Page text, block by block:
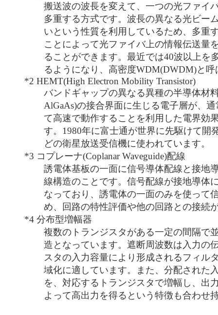
搬送波の波長を変えて、一つの光ファイ
多重する方式です。波長の異なる光ビー
いという性質を利用しているため、多重
ことによって光ファイバ上の情報伝送量
ることができます。最近では40波以上を
るようになり、高密度WDM(DWDM)と
*2 HEMT(High Electron Mobility Transistor)
バンドギャップの異なる異種の半導体材
AlGaAs)の接合界面に生じる電子層が、
て高速で動作することを利用した電界効
す。1980年に富士通が世界に先駆けて開
どの衛星放送受信機に使われています。
*3 コプレーナ(Coplanar Waveguide)配線
誘電体基板の一面に信号導体配線と接地
線構造のことです。信号配線が接地導体
なっており、誘電体の一面のみを使って
め、回路の特性評価や他の回路との接続
*4 分布型増幅器
複数のトランジスタがある一定の間隔で
造となっています。遮断周波数は入力の
スタの入力容量により形成されるフィル
域化に適しています。また、分配された
を、対応するトランジスタで増幅し、出
よって高出力を得るという特徴も合わせ